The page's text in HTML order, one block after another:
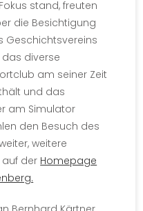
stand, freuten
die Besichtigung
Geschichtsvereins
das diverse
am seiner Zeit
und das
am Simulator
den Besuch des
weitere
der Homepage